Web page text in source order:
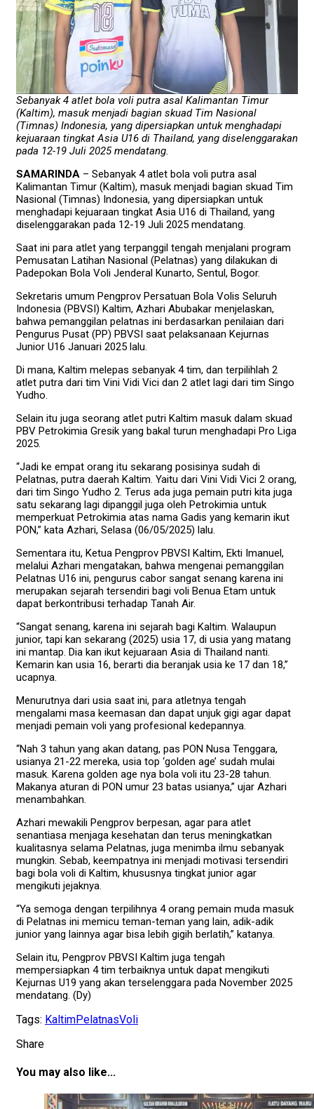
Sebanyak 4 atlet bola voli putra asal Kalimantan Timur
(Kaltim), masuk menjadi bagian skuad Tim Nasional
(Timnas) Indonesia, yang dipersiapkan untuk menghadapi
kejuaraan tingkat Asia U16 di Thailand, yang diselenggarakan
pada 12-19 Juli 2025 mendatang.
SAMARINDA – Sebanyak 4 atlet bola voli putra asal
Kalimantan Timur (Kaltim), masuk menjadi bagian skuad Tim
Nasional (Timnas) Indonesia, yang dipersiapkan untuk
menghadapi kejuaraan tingkat Asia U16 di Thailand, yang
diselenggarakan pada 12-19 Juli 2025 mendatang.
Saat ini para atlet yang terpanggil tengah menjalani program
Pemusatan Latihan Nasional (Pelatnas) yang dilakukan di
Padepokan Bola Voli Jenderal Kunarto, Sentul, Bogor.
Sekretaris umum Pengprov Persatuan Bola Volis Seluruh
Indonesia (PBVSI) Kaltim, Azhari Abubakar menjelaskan,
bahwa pemanggilan pelatnas ini berdasarkan penilaian dari
Pengurus Pusat (PP) PBVSI saat pelaksanaan Kejurnas
Junior U16 Januari 2025 lalu.
Di mana, Kaltim melepas sebanyak 4 tim, dan terpilihlah 2
atlet putra dari tim Vini Vidi Vici dan 2 atlet lagi dari tim Singo
Yudho.
Selain itu juga seorang atlet putri Kaltim masuk dalam skuad
PBV Petrokimia Gresik yang bakal turun menghadapi Pro Liga
2025.
“Jadi ke empat orang itu sekarang posisinya sudah di
Pelatnas, putra daerah Kaltim. Yaitu dari Vini Vidi Vici 2 orang,
dari tim Singo Yudho 2. Terus ada juga pemain putri kita juga
satu sekarang lagi dipanggil juga oleh Petrokimia untuk
memperkuat Petrokimia atas nama Gadis yang kemarin ikut
PON,” kata Azhari, Selasa (06/05/2025) lalu.
Sementara itu, Ketua Pengprov PBVSI Kaltim, Ekti Imanuel,
melalui Azhari mengatakan, bahwa mengenai pemanggilan
Pelatnas U16 ini, pengurus cabor sangat senang karena ini
merupakan sejarah tersendiri bagi voli Benua Etam untuk
dapat berkontribusi terhadap Tanah Air.
“Sangat senang, karena ini sejarah bagi Kaltim. Walaupun
junior, tapi kan sekarang (2025) usia 17, di usia yang matang
ini mantap. Dia kan ikut kejuaraan Asia di Thailand nanti.
Kemarin kan usia 16, berarti dia beranjak usia ke 17 dan 18,”
ucapnya.
Menurutnya dari usia saat ini, para atletnya tengah
mengalami masa keemasan dan dapat unjuk gigi agar dapat
menjadi pemain voli yang profesional kedepannya.
“Nah 3 tahun yang akan datang, pas PON Nusa Tenggara,
usianya 21-22 mereka, usia top ‘golden age’ sudah mulai
masuk. Karena golden age nya bola voli itu 23-28 tahun.
Makanya aturan di PON umur 23 batas usianya,” ujar Azhari
menambahkan.
Azhari mewakili Pengprov berpesan, agar para atlet
senantiasa menjaga kesehatan dan terus meningkatkan
kualitasnya selama Pelatnas, juga menimba ilmu sebanyak
mungkin. Sebab, keempatnya ini menjadi motivasi tersendiri
bagi bola voli di Kaltim, khususnya tingkat junior agar
mengikuti jejaknya.
“Ya semoga dengan terpilihnya 4 orang pemain muda masuk
di Pelatnas ini memicu teman-teman yang lain, adik-adik
junior yang lainnya agar bisa lebih gigih berlatih,” katanya.
Selain itu, Pengprov PBVSI Kaltim juga tengah
mempersiapkan 4 tim terbaiknya untuk dapat mengikuti
Kejurnas U19 yang akan terselenggara pada November 2025
mendatang. (Dy)
Tags: KaltimPelatnasVoli
Share
You may also like...